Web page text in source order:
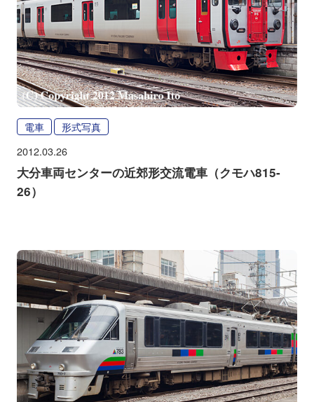
電車 形式写真
2012.03.26
大分車両センターの近郊形交流電車（クモハ815-
26）